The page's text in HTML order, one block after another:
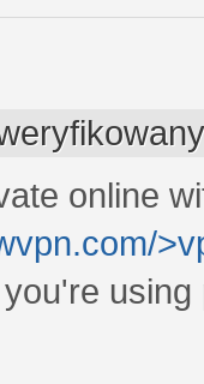
online